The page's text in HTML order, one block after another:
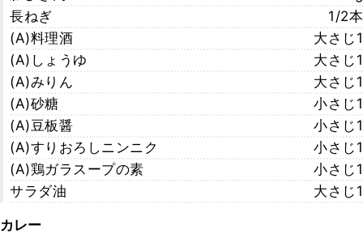
長ねぎ
1/2本
(A)料理酒
大さじ1
(A)しょうゆ
大さじ1
(A)みりん
大さじ1
(A)砂糖
小さじ1
(A)豆板醤
小さじ1
(A)すりおろしニンニク
小さじ1
(A)鶏ガラスープの素
小さじ1
サラダ油
大さじ1
カレー